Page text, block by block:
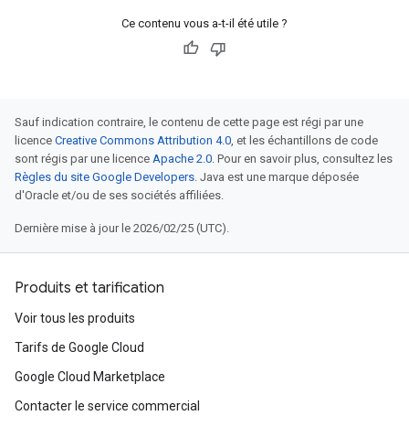
Ce contenu vous a-t-il été utile ?
Sauf indication contraire, le contenu de cette page est régi par une
licence Creative Commons Attribution 4.0, et les échantillons de code
sont régis par une licence Apache 2.0. Pour en savoir plus, consultez les
Règles du site Google Developers. Java est une marque déposée
d'Oracle et/ou de ses sociétés affiliées.
Dernière mise à jour le 2026/02/25 (UTC).
Produits et tarification
Voir tous les produits
Tarifs de Google Cloud
Google Cloud Marketplace
Contacter le service commercial